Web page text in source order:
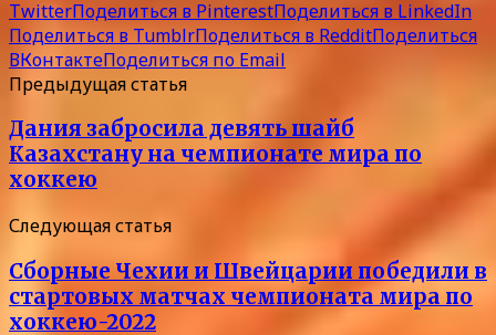
TwitterПоделиться в PinterestПоделиться в LinkedIn
Поделиться в TumblrПоделиться в RedditПоделиться
ВКонтактеПоделиться по Email
Предыдущая статья
Дания забросила девять шайб
Казахстану на чемпионате мира по
хоккею
Следующая статья
Сборные Чехии и Швейцарии победили в
стартовых матчах чемпионата мира по
хоккею-2022